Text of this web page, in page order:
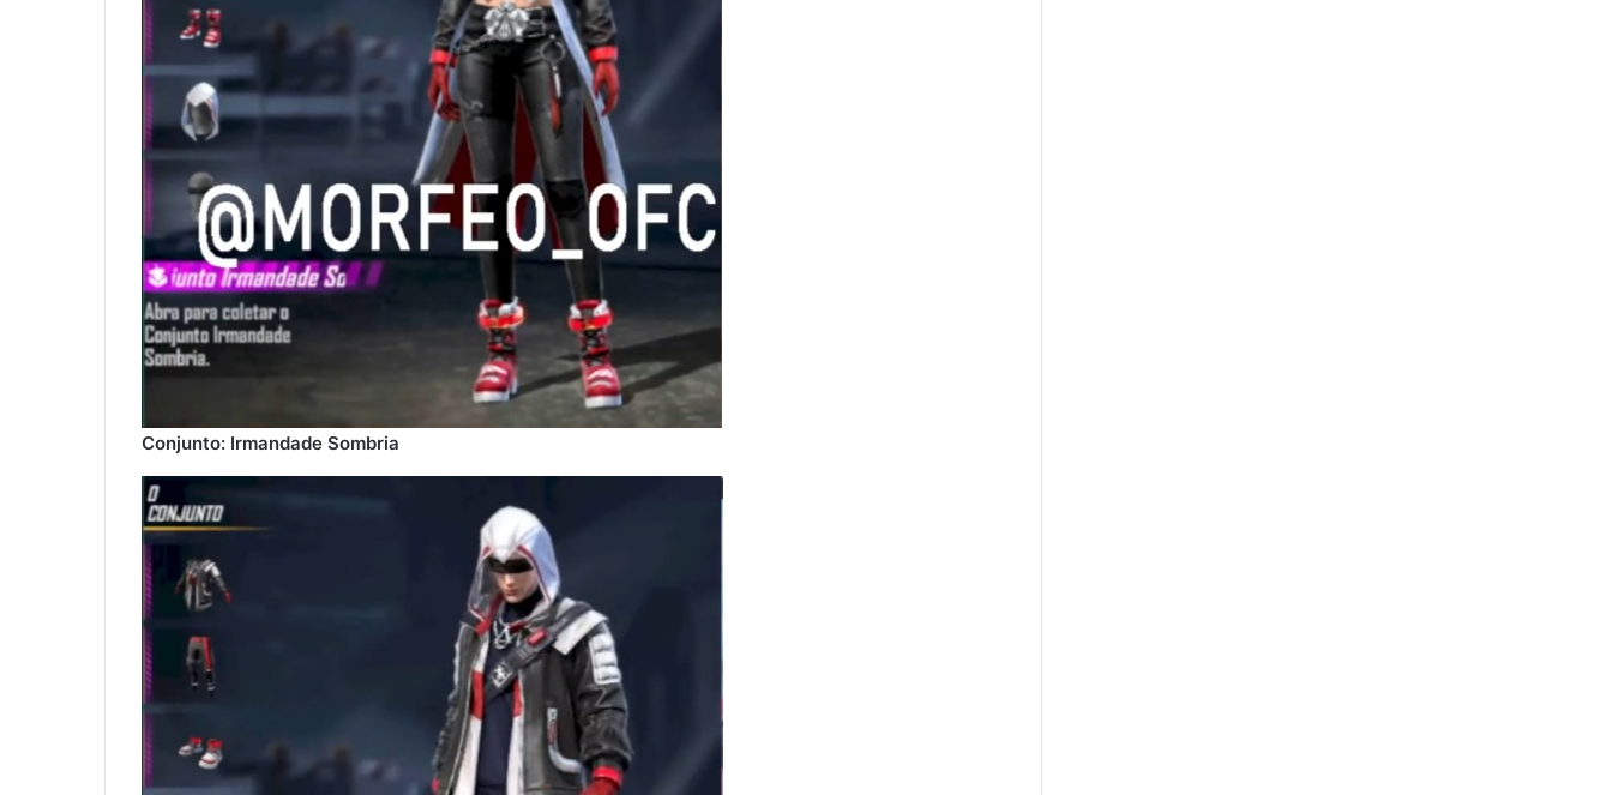
Conjunto: Irmandade Sombria